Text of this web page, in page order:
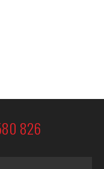
826